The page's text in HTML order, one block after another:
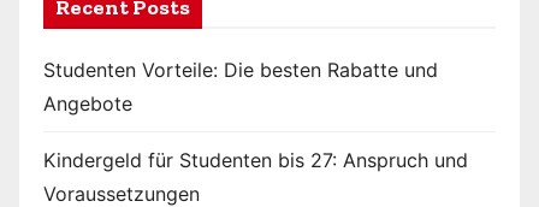
Recent Posts
Studenten Vorteile: Die besten Rabatte und
Angebote
Kindergeld für Studenten bis 27: Anspruch und
Voraussetzungen